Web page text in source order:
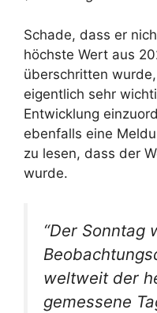
Schade, dass er
höchste Wert aus
überschritten
eigentlich sehr
Entwicklung
ebenfalls eine
zu lesen, dass der
wurde.
“Der Sonntag
weltweit der
gemessene